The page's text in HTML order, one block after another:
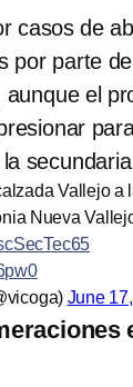
casos de
por parte
el
Vallejo a
Nueva
June